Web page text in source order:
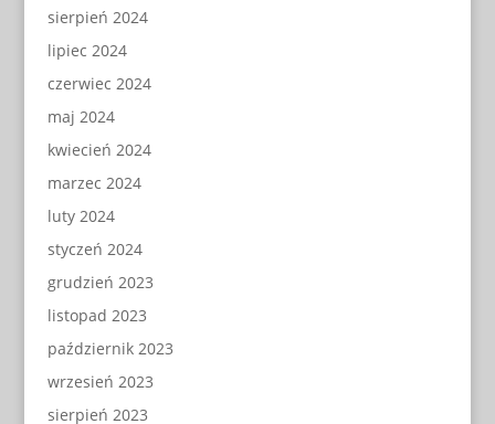
sierpień 2024
lipiec 2024
czerwiec 2024
maj 2024
kwiecień 2024
marzec 2024
luty 2024
styczeń 2024
grudzień 2023
listopad 2023
październik 2023
wrzesień 2023
sierpień 2023